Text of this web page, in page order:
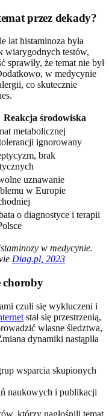
przez dekady?
lat histaminoza była
wiarygodnych testów,
sprawiły, że temat nie był
w medycynie
co skutecznie
Reakcja środowiska
metabolicznej
ignorowany
brak
uznawanie
w Europie
o diagnostyce i terapii
w medycynie.
Diag.pl, 2023
choroby
czuli się wykluczeni i
stał się przestrzenią,
własne śledztwa,
dynamiki nastąpiła
wsparcia skupionych
naukowych i publikacji
którzy nagłośnili temat